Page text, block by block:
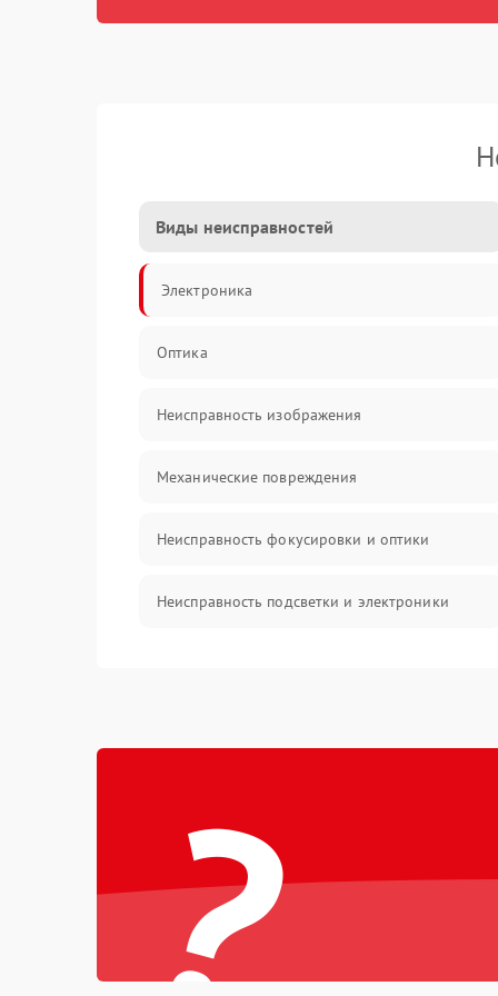
Виды неисправностей
Электроника
Оптика
Неисправность изображения
Механические повреждения
Неисправность фокусировки и оптики
Неисправность подсветки и электроники
Управление
Корпус/Герметичность
Датчики
?